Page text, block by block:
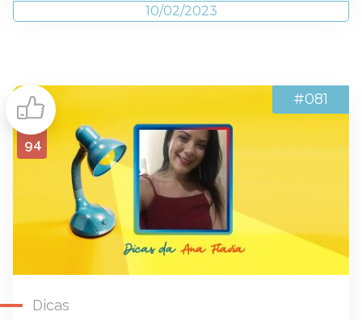
10/02/2023
94
Dicas
#081